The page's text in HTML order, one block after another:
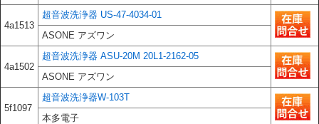
4a1513
超音波洗浄器 US-47-4034-01
ASONE アズワン
4a1502
超音波洗浄器 ASU-20M 20L1-2162-05
ASONE アズワン
5f1097
超音波洗浄器W-103T
本多電子